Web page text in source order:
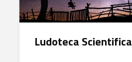
Ludoteca Scientifica